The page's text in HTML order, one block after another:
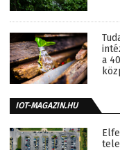
a
IOT-MAGAZIN.HU